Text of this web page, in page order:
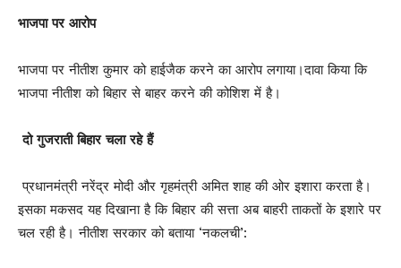
भाजपा पर आरोप
भाजपा पर नीतीश कुमार को हाईजैक करने का आरोप लगाया।दावा किया कि
भाजपा नीतीश को बिहार से बाहर करने की कोशिश में है।
दो गुजराती बिहार चला रहे हैं
प्रधानमंत्री नरेंद्र मोदी और गृहमंत्री अमित शाह की ओर इशारा करता है।
इसका मकसद यह दिखाना है कि बिहार की सत्ता अब बाहरी ताकतों के इशारे पर
चल रही है। नीतीश सरकार को बताया ‘नकलची’: